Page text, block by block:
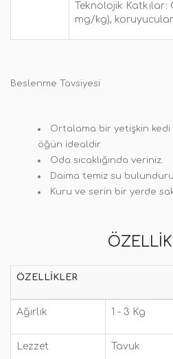
Teknolojik Katkılar:
mg/kg), koruyucular
Beslenme Tavsiyesi
Ortalama bir yetişkin kedi
öğün idealdir.
Oda sıcaklığında veriniz.
Daima temiz su
Kuru ve serin bir yerde
ÖZELLIKLER
Ağırlık 1 - 3 Kg
Lezzet Tavuk